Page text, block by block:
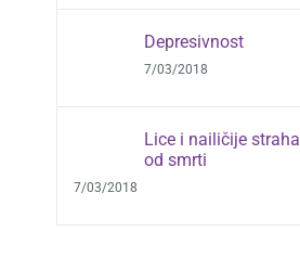
Depresivnost
7/03/2018
Lice i nailičije straha
od smrti
7/03/2018